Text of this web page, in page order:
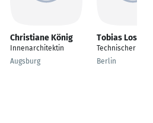
Christiane König
Innenarchitektin
Augsburg
Tobias Losch
Technischer Leiter
Berlin